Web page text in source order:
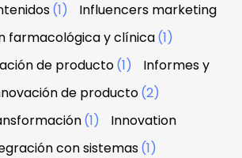
(1)
Influencers marketing
farmacológica y clínica(1)
de producto(1)
Informes y
de producto(2)
(1)
Innovation
con sistemas(1)